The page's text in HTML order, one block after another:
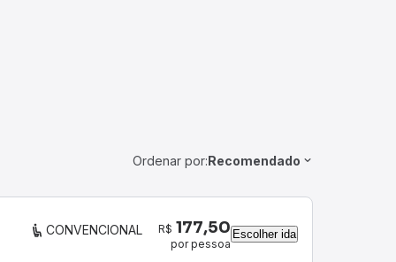
Ordenar por:Recomendado
CONVENCIONAL R$ 177,50
por pessoa
Escolher ida